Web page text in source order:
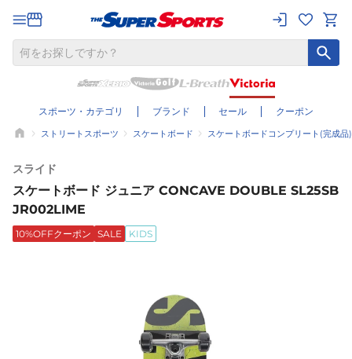
スポーツ・カテゴリ ブランド セール クーポン
ストリートスポーツ スケートボード スケートボードコンプリート(完成品)
スライド
スケートボード ジュニア CONCAVE DOUBLE SL25SB
JR002LIME
10%OFFクーポン SALE KIDS